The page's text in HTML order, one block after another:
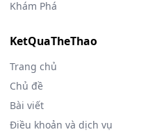
Khám Phá
KetQuaTheThao
Trang chủ
Chủ đề
Bài viết
Điều khoản và dịch vụ